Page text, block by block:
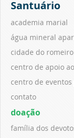
Santuário
academia marial
água mineral
cidade do romeiro
centro de apoio
centro de
contato
doação
família dos